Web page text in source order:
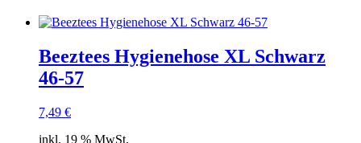
Beeztees Hygienehose XL Schwarz
46-57
7,49 €
inkl. 19 % MwSt.